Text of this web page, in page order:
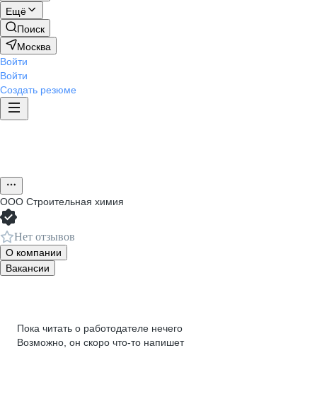
Ещё
Поиск
Москва
Войти
Войти
Создать резюме
ООО Строительная химия
Нет отзывов
О компании
Вакансии
Пока читать о работодателе нечего
Возможно, он скоро что‑то напишет